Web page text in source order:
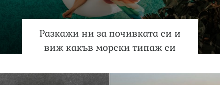
Разкажи ни за почивката си и
виж какъв морски типаж си